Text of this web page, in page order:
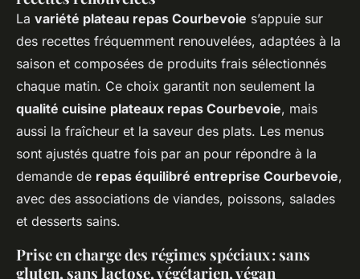
La variété plateau repas Courbevoie s’appuie sur
des recettes fréquemment renouvelées, adaptées à la
saison et composées de produits frais sélectionnés
chaque matin. Ce choix garantit non seulement la
qualité cuisine plateaux repas Courbevoie, mais
aussi la fraîcheur et la saveur des plats. Les menus
sont ajustés quatre fois par an pour répondre à la
demande de repas équilibré entreprise Courbevoie,
avec des associations de viandes, poissons, salades
et desserts sains.
Prise en charge des régimes spéciaux : sans
gluten, sans lactose, végétarien, végan